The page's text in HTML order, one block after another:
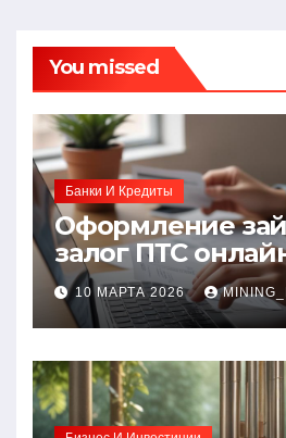
You missed
Банки И Кредиты
Оформление
залог ПТС
без визита в
требования и
10 МАРТА 2026